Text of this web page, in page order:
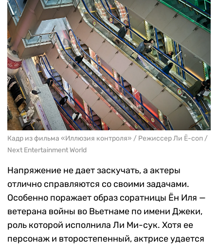
Кадр из фильма «Иллюзия контроля» / Режиссер Ли Ё-соп /
Next Entertainment World
Напряжение не дает заскучать, а актеры
отлично справляются со своими задачами.
Особенно поражает образ соратницы Ён Иля —
ветерана войны во Вьетнаме по имени Джеки,
роль которой исполнила Ли Ми-сук. Хотя ее
персонаж и второстепенный, актрисе удается